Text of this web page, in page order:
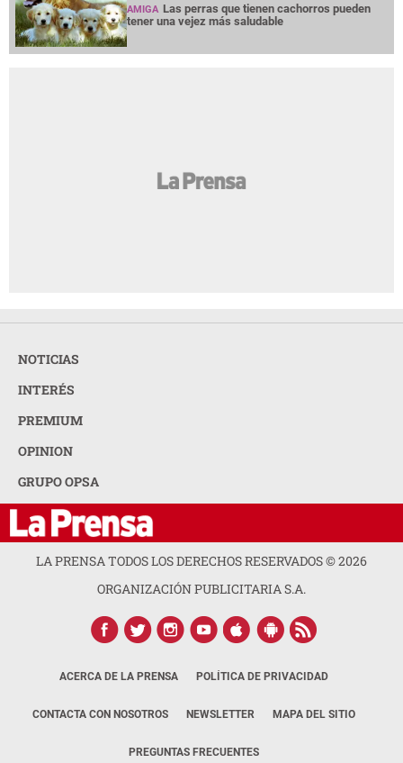
AMIGA Las perras que tienen cachorros pueden
tener una vejez más saludable
NOTICIAS
INTERÉS
PREMIUM
OPINION
GRUPO OPSA
LA PRENSA TODOS LOS DERECHOS RESERVADOS ©2026
ORGANIZACIÓN PUBLICITARIA S.A.
ACERCA DE LA PRENSA POLÍTICA DE PRIVACIDAD
CONTACTA CON NOSOTROS NEWSLETTER MAPA DEL SITIO
PREGUNTAS FRECUENTES